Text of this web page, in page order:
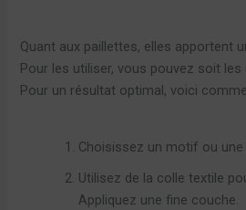
Quant aux paillettes, elles apportent
Pour les utiliser, vous pouvez soit
Pour un résultat optimal, voici
Choisissez un motif ou une
Utilisez de la colle textile
Appliquez une fine couche.